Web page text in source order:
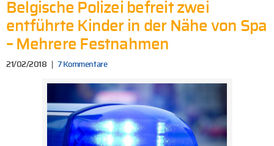
Belgische Polizei befreit zwei
entführte Kinder in der Nähe von Spa
– Mehrere Festnahmen
21/02/2018 7 Kommentare